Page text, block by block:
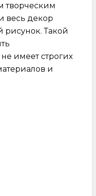
творческим
весь декор
рисунок. Такой
имеет строгих
и